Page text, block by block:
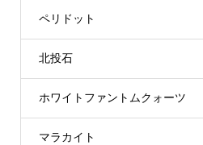
ペリドット
北投石
ホワイトファントムクォーツ
マラカイト